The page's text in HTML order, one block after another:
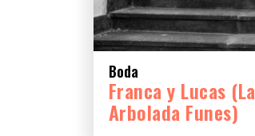
Boda
Franca y Lucas (La
Arbolada Funes)